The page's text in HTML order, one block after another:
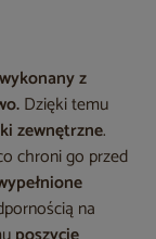
z
Dzięki temu
zewnętrzne.
chroni go przed
na